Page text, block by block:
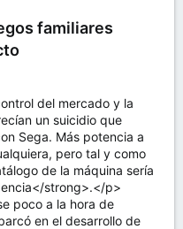
familiares
del mercado y la
un suicidio que
Sega. Más potencia a
pero tal y como
de la máquina sería
strong>.</p>
poco a la hora de
en el desarrollo de